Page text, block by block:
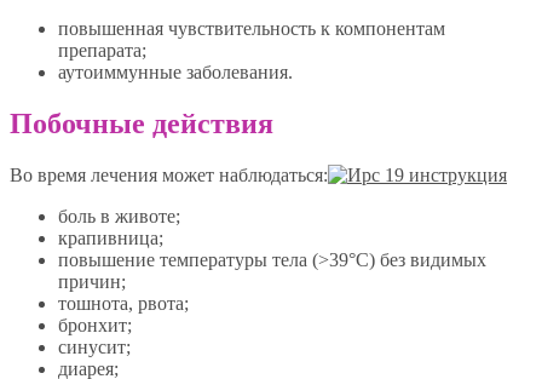
повышенная чувствительность к компонентам
препарата;
аутоиммунные заболевания.
Побочные действия
Во время лечения может наблюдаться:
боль в животе;
крапивница;
повышение температуры тела (>39°С) без видимых
причин;
тошнота, рвота;
бронхит;
синусит;
диарея;